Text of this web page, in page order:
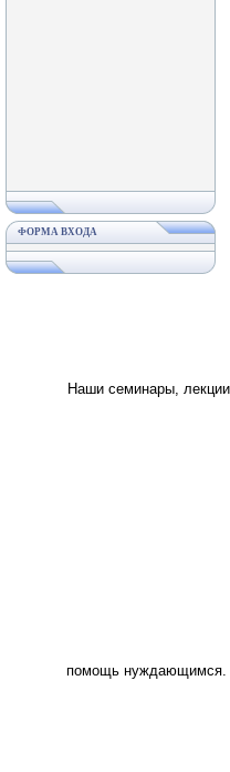
ФОРМА ВХОДА
Наши семинары,
помощь нуждающимся.